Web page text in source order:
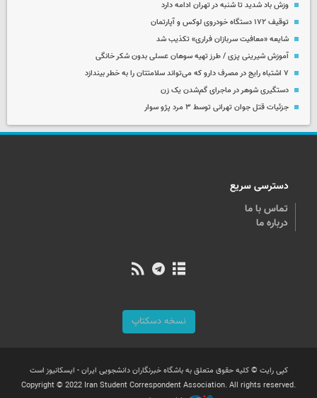
وزش باد شدید تا شنبه در تهران ادامه دارد
توقیف ۱۷۲ دستگاه خودروی لوکس و آپارتمان
شایعه «معافیت سربازان فراری» تکذیب شد
آموزش شیرینی پزی / طرز تهیه سوهان عسلی بدون شکر خانگی
۷ اشتباه رایج در مصرف دارو که می‌تواند سلامتتان را به خطر بیندازد
دستگیری شوهر در ماجرای گم‌شدن یک زن
جزئیات قتل جوان تهرانی توسط ۳ مرد پژو سوار
دسترسی سریع
تماس با ما
درباره ما
نسخه دسکتاپ
کپی رایت © کلیه حقوق متعلق به باشگاه خبرنگاران دانشجویی ایران - ایسکانیوز است
Copyright © 2022 Iran Student Correspondent Association. All rights reserved.